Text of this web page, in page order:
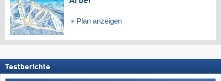
Plan anzeigen
Testberichte